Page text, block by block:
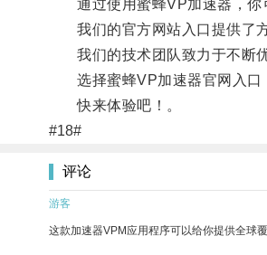
通过使用蜜蜂VP加速器，你
我们的官方网站入口提供了方
我们的技术团队致力于不断优
选择蜜蜂VP加速器官网入口
快来体验吧！。
#18#
评论
游客
这款加速器VPM应用程序可以给你提供全球